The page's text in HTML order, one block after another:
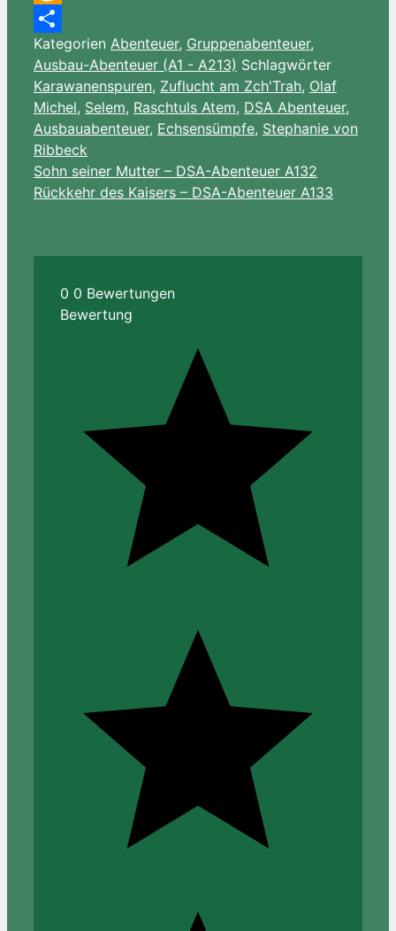
Amazon
Wish
List
Teilen
Kategorien Abenteuer, Gruppenabenteuer,
Ausbau-Abenteuer (A1 - A213) Schlagwörter
Karawanenspuren, Zuflucht am Zch'Trah, Olaf
Michel, Selem, Raschtuls Atem, DSA Abenteuer,
Ausbauabenteuer, Echsensümpfe, Stephanie von
Ribbeck
Sohn seiner Mutter – DSA-Abenteuer A132
Rückkehr des Kaisers – DSA-Abenteuer A133
0 0 Bewertungen
Bewertung